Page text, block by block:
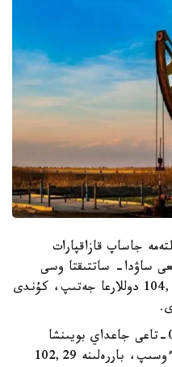
جاساپ قازاقپارات
ساۋدا- ساتتىقتا وسى
ماركالى مۇناي باررەلىنىڭ قۇنى 104,19 دوللارعا جەتىپ، كۇندى
29-شىلدەدە تاڭعى ساعات 09:40-تاعى جاعداي بويىنشا
ەتالوندىق مۇناي باعاسى %0,45 ءوسىپ، باررەلىنە 102,29